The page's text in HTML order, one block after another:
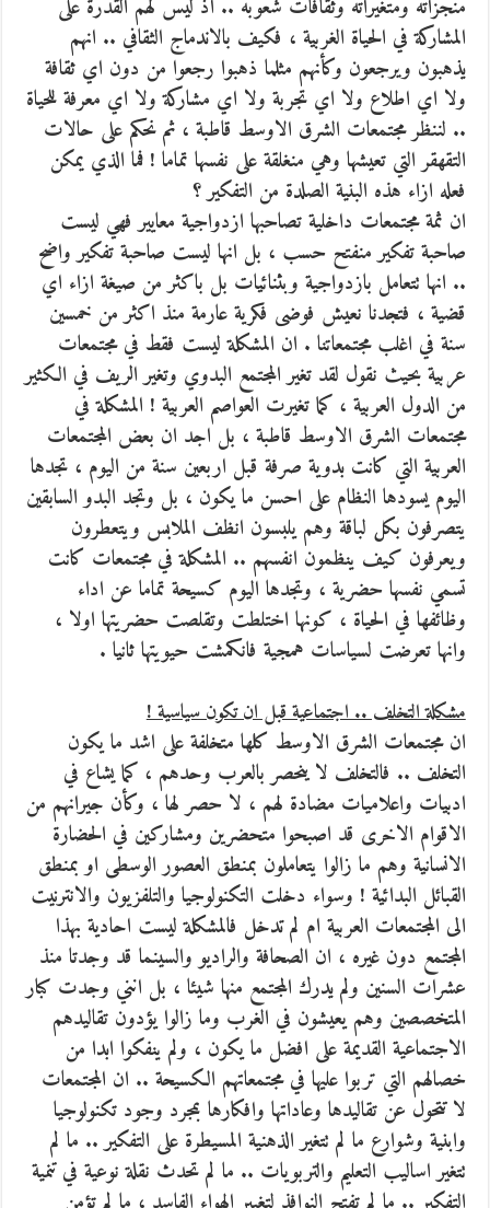
منجزاته ومتغيراته وثقافات شعوبه .. اذ ليس لهم القدرة على
المشاركة في الحياة الغربية ، فكيف بالاندماج الثقافي .. انهم
يذهبون ويرجعون وكأنهم مثلما ذهبوا رجعوا من دون اي ثقافة
ولا اي اطلاع ولا اي تجربة ولا اي مشاركة ولا اي معرفة للحياة
.. لننظر مجتمعات الشرق الاوسط قاطبة ، ثم نحكم على حالات
التقهقر التي تعيشها وهي منغلقة على نفسها تماما ! فما الذي يمكن
فعله ازاء هذه البنية الصلدة من التفكير ؟
ان ثمة مجتمعات داخلية تصاحبها ازدواجية معايير فهي ليست
صاحبة تفكير منفتح حسب ، بل انها ليست صاحبة تفكير واضح
.. انها تتعامل بازدواجية وبثنائيات بل باكثر من صيغة ازاء اي
قضية ، فتجدنا نعيش فوضى فكرية عارمة منذ اكثر من خمسين
سنة في اغلب مجتمعاتنا . ان المشكلة ليست فقط في مجتمعات
عربية بحيث نقول لقد تغير المجتمع البدوي وتغير الريف في الكثير
من الدول العربية ، كما تغيرت العواصم العربية ! المشكلة في
مجتمعات الشرق الاوسط قاطبة ، بل اجد ان بعض المجتمعات
العربية التي كانت بدوية صرفة قبل اربعين سنة من اليوم ، تجدها
اليوم يسودها النظام على احسن ما يكون ، بل وتجد البدو السابقين
يتصرفون بكل لباقة وهم يلبسون انظف الملابس ويتعطرون
ويعرفون كيف ينظمون انفسهم .. المشكلة في مجتمعات كانت
تسمي نفسها حضرية ، وتجدها اليوم كسيحة تماما عن اداء
وظائفها في الحياة ، كونها اختلطت وتقلصت حضريتها اولا ،
وانها تعرضت لسياسات همجية فانكمشت حيويتها ثانيا .
مشكلة التخلف .. اجتماعية قبل ان تكون سياسية !
ان مجتمعات الشرق الاوسط كلها متخلفة على اشد ما يكون
التخلف .. فالتخلف لا ينحصر بالعرب وحدهم ، كما يشاع في
ادبيات واعلاميات مضادة لهم ، لا حصر لها ، وكأن جيرانهم من
الاقوام الاخرى قد اصبحوا متحضرين ومشاركين في الحضارة
الانسانية وهم ما زالوا يتعاملون بمنطق العصور الوسطى او بمنطق
القبائل البدائية ! وسواء دخلت التكنولوجيا والتلفزيون والانترنيت
الى المجتمعات العربية ام لم تدخل فالمشكلة ليست احادية بهذا
المجتمع دون غيره ، ان الصحافة والراديو والسينما قد وجدتا منذ
عشرات السنين ولم يدرك المجتمع منها شيئا ، بل انني وجدت كبار
المتخصصين وهم يعيشون في الغرب وما زالوا يؤدون تقاليدهم
الاجتماعية القديمة على افضل ما يكون ، ولم ينفكوا ابدا من
خصالهم التي تربوا عليها في مجتمعاتهم الكسيحة .. ان المجتمعات
لا تتحول عن تقاليدها وعاداتها وافكارها بمجرد وجود تكنولوجيا
وابنية وشوارع ما لم تتغير الذهنية المسيطرة على التفكير .. ما لم
تتغير اساليب التعليم والتربويات .. ما لم تحدث نقلة نوعية في تنمية